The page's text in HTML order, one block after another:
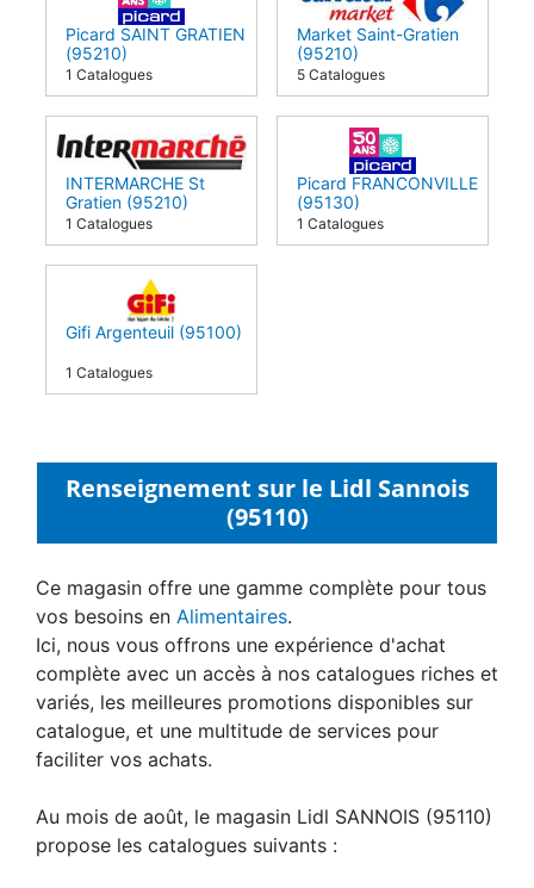
Picard SAINT GRATIEN
(95210)
1 Catalogues
Market Saint-Gratien
(95210)
5 Catalogues
INTERMARCHE St
Gratien (95210)
1 Catalogues
Picard FRANCONVILLE
(95130)
1 Catalogues
Gifi Argenteuil (95100)
1 Catalogues
Renseignement sur le Lidl Sannois
(95110)
Ce magasin offre une gamme complète pour tous
vos besoins en Alimentaires.
Ici, nous vous offrons une expérience d'achat
complète avec un accès à nos catalogues riches et
variés, les meilleures promotions disponibles sur
catalogue, et une multitude de services pour
faciliter vos achats.
Au mois de août, le magasin Lidl SANNOIS (95110)
propose les catalogues suivants :